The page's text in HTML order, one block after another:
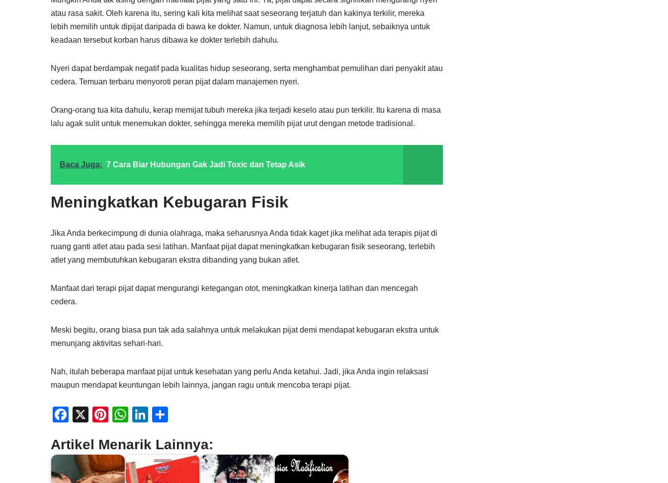
atau rasa sakit. Oleh karena itu, sering kali kita melihat saat seseorang terjatuh dan kakinya terkilir, mereka
lebih memilih untuk dipijat daripada di bawa ke dokter. Namun, untuk diagnosa lebih lanjut, sebaiknya untuk
keadaan tersebut korban harus dibawa ke dokter terlebih dahulu.
Nyeri dapat berdampak negatif pada kualitas hidup seseorang, serta menghambat pemulihan dari penyakit atau
cedera. Temuan terbaru menyoroti peran pijat dalam manajemen nyeri.
Orang-orang tua kita dahulu, kerap memijat tubuh mereka jika terjadi keselo atau pun terkilir. Itu karena di masa
lalu agak sulit untuk menemukan dokter, sehingga mereka memilih pijat urut dengan metode tradisional.
Baca Juga: 7 Cara Biar Hubungan Gak Jadi Toxic dan Tetap Asik
Meningkatkan Kebugaran Fisik
Jika Anda berkecimpung di dunia olahraga, maka seharusnya Anda tidak kaget jika melihat ada terapis pijat di
ruang ganti atlet atau pada sesi latihan. Manfaat pijat dapat meningkatkan kebugaran fisik seseorang, terlebih
atlet yang membutuhkan kebugaran ekstra dibanding yang bukan atlet.
Manfaat dari terapi pijat dapat mengurangi ketegangan otot, meningkatkan kinerja latihan dan mencegah
cedera.
Meski begitu, orang biasa pun tak ada salahnya untuk melakukan pijat demi mendapat kebugaran ekstra untuk
menunjang aktivitas sehari-hari.
Nah, itulah beberapa manfaat pijat untuk kesehatan yang perlu Anda ketahui. Jadi, jika Anda ingin relaksasi
maupun mendapat keuntungan lebih lainnya, jangan ragu untuk mencoba terapi pijat.
F
c
e
b
X
Pi
er
e
st
W
at
s
A
Li
k
e
dI
ar
e
Artikel Menarik Lainnya: